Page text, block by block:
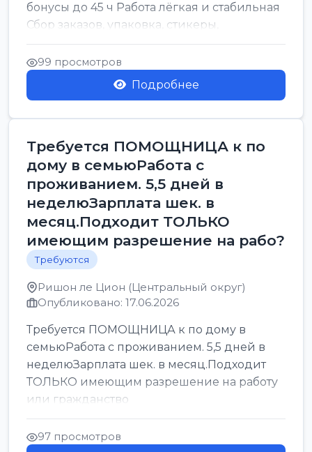
бонусы до 45 ч Работа лёгкая и стабильная
Сбор заказов, упаковка, стикеры,
сортировка Воскре...
99 просмотров
Подробнее
Требуется ПОМОЩНИЦА к по
дому в семьюРабота с
проживанием. 5,5 дней в
неделюЗарплата шек. в
месяц.Подходит ТОЛЬКО
имеющим разрешение на рабо?
Требуются
Ришон ле Цион (Центральный округ)
Опубликовано: 17.06.2026
Требуется ПОМОЩНИЦА к по дому в
семьюРабота с проживанием. 5,5 дней в
неделюЗарплата шек. в месяц.Подходит
ТОЛЬКО имеющим разрешение на работу
или гражданство
97 просмотров